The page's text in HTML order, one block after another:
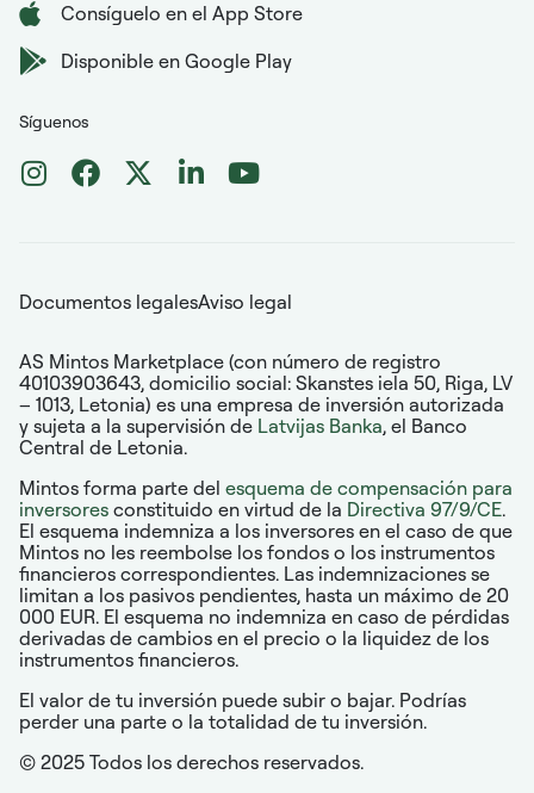
Consíguelo en el App Store
Disponible en Google Play
Síguenos
Documentos legalesAviso legal
AS Mintos Marketplace (con número de registro
40103903643, domicilio social: Skanstes iela 50, Riga, LV
– 1013, Letonia) es una empresa de inversión autorizada
y sujeta a la supervisión de Latvijas Banka, el Banco
Central de Letonia.
Mintos forma parte del esquema de compensación para
inversores constituido en virtud de la Directiva 97/9/CE.
El esquema indemniza a los inversores en el caso de que
Mintos no les reembolse los fondos o los instrumentos
financieros correspondientes. Las indemnizaciones se
limitan a los pasivos pendientes, hasta un máximo de 20
000 EUR. El esquema no indemniza en caso de pérdidas
derivadas de cambios en el precio o la liquidez de los
instrumentos financieros.
El valor de tu inversión puede subir o bajar. Podrías
perder una parte o la totalidad de tu inversión.
© 2025 Todos los derechos reservados.